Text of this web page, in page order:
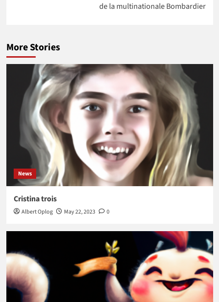
de la multinationale Bombardier
More Stories
News
Cristina trois
Albert Oplog May 22, 2023 0